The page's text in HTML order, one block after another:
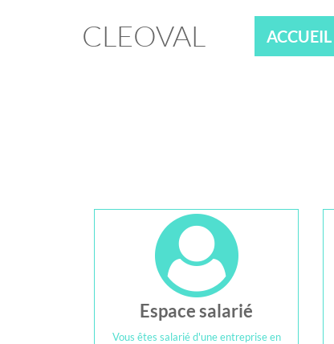
CLEOVAL ACCUEIL
Espace salarié
Vous êtes salarié d'une entreprise en